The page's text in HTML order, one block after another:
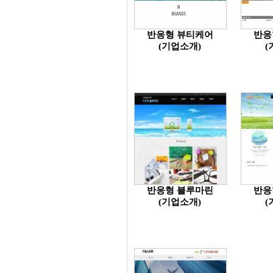
반응형 뷰티케어
(기업소개)
반
(
반응형 블루마린
(기업소개)
반
(